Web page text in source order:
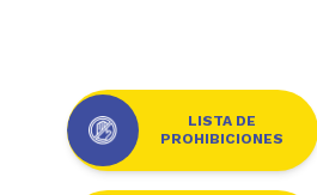
LISTA DE
PROHIBICIONES